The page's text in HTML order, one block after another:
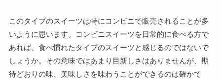
このタイプのスイーツは特にコンビニで販売されることが多
いように思います。コンビニスイーツを日常的に食べる方で
あれば、食べ慣れたタイプのスイーツと感じるのではないで
しょうか。その意味ではあまり目新しさはありませんが、期
待どおりの味、美味しさを味わうことができるのは確かで